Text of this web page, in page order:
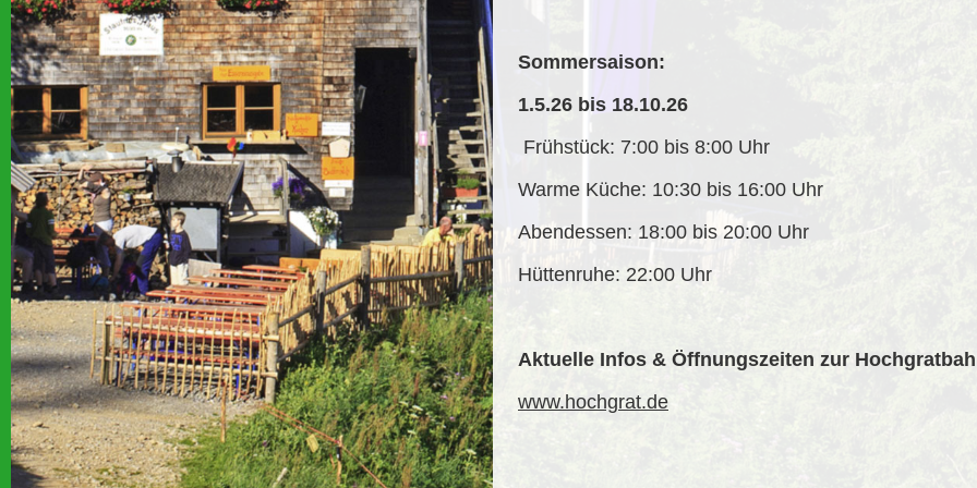
Sommersaison:
1.5.26 bis 18.10.26
Frühstück: 7:00 bis 8:00 Uhr
Warme Küche: 10:30 bis 16:00 Uhr
Abendessen: 18:00 bis 20:00 Uhr
Hüttenruhe: 22:00 Uhr
Aktuelle Infos & Öffnungszeiten zur
www.hochgrat.de